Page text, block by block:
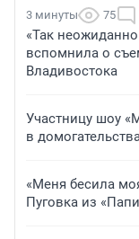
3 минуты 75
«Так
вспомнила о
Владивостока
Участницу шоу
в
«Меня бесила
Пуговка из